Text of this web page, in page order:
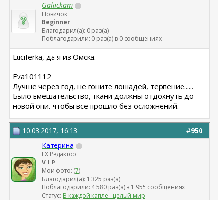
Galackam
Новичок
Beginner
Благодарил(а): 0 раз(а)
Поблагодарили: 0 раз(а) в 0 сообщениях
Luciferka, да я из Омска.
Eva101112
Лучше через год, не гоните лошадей, терпение......
Было вмешательство, ткани должны отдохнуть до
новой опи, чтобы все прошло без осложнений.
#950
10.03.2017, 16:13
Катерина
EX Редактор
V.I.P.
Мои фото: (7)
Благодарил(а): 1 325 раз(а)
Поблагодарили: 4 580 раз(а) в 1 955 сообщениях
Статус: В каждой капле - целый мир